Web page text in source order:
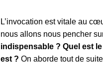
L’invocation est vitale au
nous allons nous pencher
indispensable ? Quel est
est ? On aborde tout de